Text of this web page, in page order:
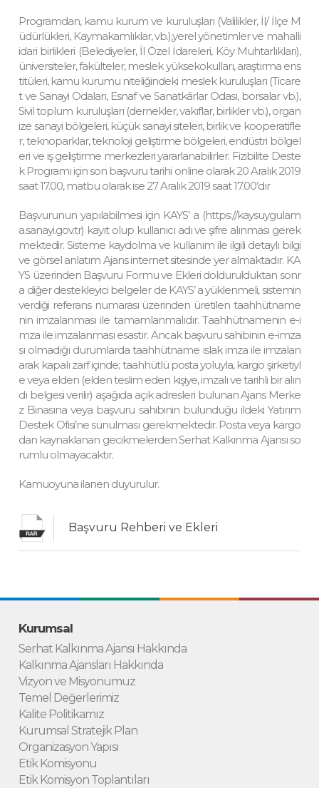
Programdan, kamu kurum ve kuruluşları (Valilikler, İl/ İlçe M
üdürlükleri, Kaymakamlıklar, vb.),yerel yönetimler ve mahalli
idari birlikleri (Belediyeler, İl Özel İdareleri, Köy Muhtarlıkları),
üniversiteler, fakülteler, meslek yüksekokulları, araştırma ens
titüleri, kamu kurumu niteliğindeki meslek kuruluşları (Ticare
t ve Sanayi Odaları, Esnaf ve Sanatkârlar Odası, borsalar vb.),
Sivil toplum kuruluşları (dernekler, vakıflar, birlikler vb.), organ
ize sanayi bölgeleri, küçük sanayi siteleri, birlik ve kooperatifle
r, teknoparklar, teknoloji geliştirme bölgeleri, endüstri bölgel
eri ve iş geliştirme merkezleri yararlanabilirler. Fizibilite Deste
k Programı için son başvuru tarihi online olarak 20 Aralık 2019
saat 17.00, matbu olarak ise 27 Aralık 2019 saat 17.00’dır
Başvurunun yapılabilmesi için KAYS’ a (https://kaysuygulam
a.sanayi.gov.tr) kayıt olup kullanıcı adı ve şifre alınması gerek
mektedir. Sisteme kaydolma ve kullanım ile ilgili detaylı bilgi
ve görsel anlatım Ajans internet sitesinde yer almaktadır. KA
YS üzerinden Başvuru Formu ve Ekleri doldurulduktan sonr
a diğer destekleyici belgeler de KAYS’ a yüklenmeli, sistemin
verdiği referans numarası üzerinden üretilen taahhütname
nin imzalanması ile tamamlanmalıdır. Taahhütnamenin e-i
mza ile imzalanması esastır. Ancak başvuru sahibinin e-imza
sı olmadığı durumlarda taahhütname ıslak imza ile imzalan
arak kapalı zarf içinde; taahhütlü posta yoluyla, kargo şirketiyl
e veya elden (elden teslim eden kişiye, imzalı ve tarihli bir alın
dı belgesi verilir) aşağıda açık adresleri bulunan Ajans Merke
z Binasına veya başvuru sahibinin bulunduğu ildeki Yatırım
Destek Ofisi’ne sunulması gerekmektedir. Posta veya kargo
dan kaynaklanan gecikmelerden Serhat Kalkınma Ajansı so
rumlu olmayacaktır.
Kamuoyuna ilanen duyurulur.
Başvuru Rehberi ve Ekleri
Kurumsal
Serhat Kalkınma Ajansı Hakkında
Kalkınma Ajansları Hakkında
Vizyon ve Misyonumuz
Temel Değerlerimiz
Kalite Politikamız
Kurumsal Stratejik Plan
Organizasyon Yapısı
Etik Komisyonu
Etik Komisyon Toplantıları